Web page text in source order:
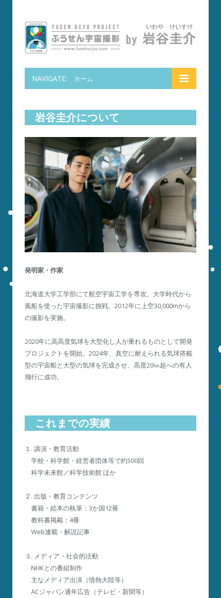
NAVIGATE: ホーム
岩谷圭介について
発明家・作家
北海道大学工学部にて航空宇宙工学を専攻。大学時代から
風船を使った宇宙撮影に挑戦。2012年に上空30,000mから
の撮影を実施。
2020年に高高度気球を大型化し人が乗れるものとして開発
プロジェクトを開始。2024年、真空に耐えられる気球搭載
型の宇宙船と大型の気球を完成させ、高度20㎞超への有人
飛行に成功。
これまでの実績
１. 講演・教育活動
学校・科学館・経営者団体等で約500回
科学未来館／科学技術館 ほか
２. 出版・教育コンテンツ
書籍・絵本の執筆：3か国12冊
教科書掲載：4冊
Web連載・解説記事
３. メディア・社会的活動
NHKとの番組制作
主なメディア出演（情熱大陸等）
ACジャパン通年広告（テレビ・新聞等）